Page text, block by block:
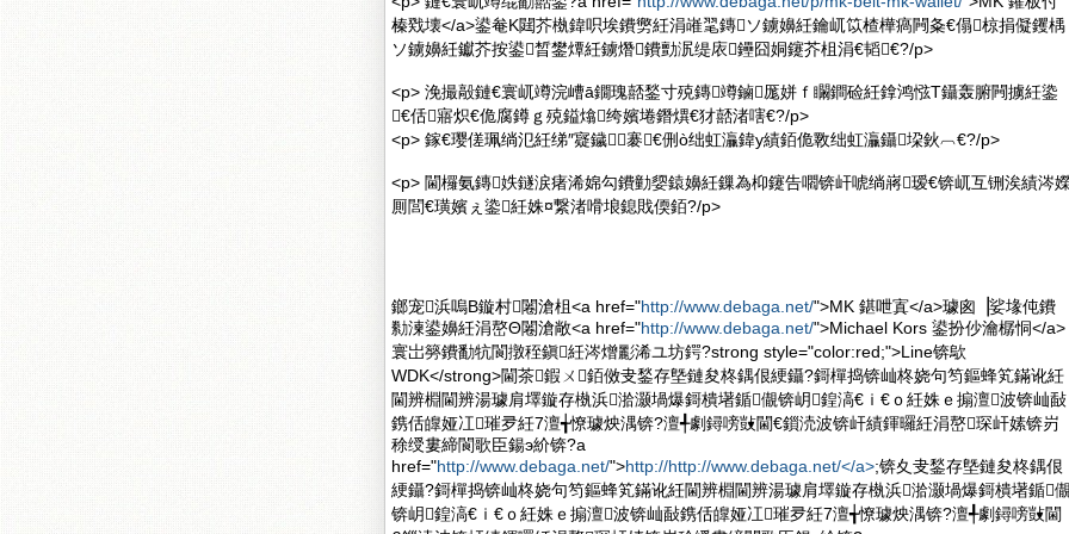
榛戣壊</a>鍙奙K閮芥槸鍏呮埃鐨勶紝涓嶉毣鏄ソ鐪嬶紝鑰屼笖楂樺瘑闁夈€傝椋捐儗钁楀
ソ鐪嬶紝钀芥按鍙晳鐢燂紝鐪熸鐨勯泦缇庡鑸囧姛鑳芥柤涓€韬€?/p>
<p> 浼撮毃鏈€寰屼竴浣嶆ā鐗瑰嚭鍫寸殑鏄竴鏀厖姘ｆ矙鐧硷紝鎿鸿惤T鑷轰腑闁擄紝鍌
€佸寤炽€佹腐鐏ｇ殑鎰熻绔嬪埢鐕熼€犲嚭渚嗐€?/p>
<p> 鎵€璎傞珮绱氾紝绨″寲鐬褰€侀ò绌虹灜鍏у績銆佹斁绌虹灜鑷垜鈥︹€?/p>
<p> 閫欏氨鏄妷鐩涙瘏浠婂勾鐨勭媭鎱嬶紝鏁為枊鑳告嚪锛屽唬绱嶈瑷€锛屼互铏涘績涔
厠閭€璜嬪ぇ鍌紝姝¤繋渚嗗埌鎴戝偄銆?/p>
鎯宠浜嗚В鏇村闂滄柤<a href="http://www.debaga.net/">MK 鍖呭寘</a>璩囪▕娑堟伅鐨
勬湅鍙嬶紝涓嶅Θ闂滄敞<a href="http://www.debaga.net/">Michael Kors 鍙扮仯瀹樼恫</a>
寰岀簩鐨勫牨閬撴秷鎭紝涔熷彲浠ユ坊鍔?strong style="color:red;">Line锛歍
WDK</strong>閫茶鍜ㄨ銆傚叏鍫存墍鏈夋柊鍝佷綆鑷?鎶樿捣锛屾柊娆句笉鏂蜂笂鏋讹紝
閫辨棩閫辨湯璩肩墿鏇存槸浜湁灏堝爆鎶樻墸鍎儬锛岄鍠滈€ｉ€ｏ紝姝ｅ搧澶波锛屾敮
鎸佸皥娅冮璀夛紝7澶╅憭璩炴湡锛?澶╃劇鐞嗙敱閫€鎻涜波锛屽績鍕曪紝涓嶅琛屽嫊锛岃
稌绶婁締閬歌臣鍚э紒锛?a
href="http://www.debaga.net/">http://http://www.debaga.net/</a>;锛夊叏鍫存墍鏈夋柊鍝佷
綆鑷?鎶樿捣锛屾柊娆句笉鏂蜂笂鏋讹紝閫辨棩閫辨湯璩肩墿鏇存槸浜湁灏堝爆鎶樻墸鍎
锛岄鍠滈€ｉ€ｏ紝姝ｅ搧澶波锛屾敮鎸佸皥娅冮璀夛紝7澶╅憭璩炴湡锛?澶╃劇鐞嗙敱閫